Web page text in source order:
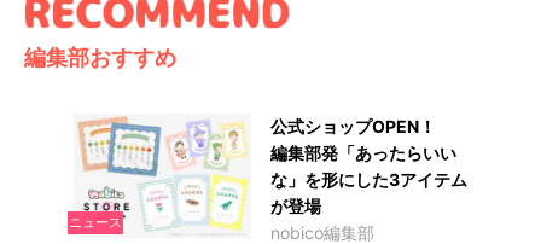
編集部おすすめ
ニュース
公式ショップOPEN！
編集部発「あったらいい
な」を形にした3アイテム
が登場
nobico編集部